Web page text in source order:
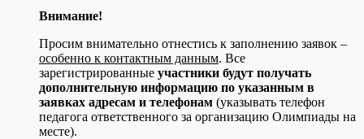
Внимание!
Просим внимательно отнестись к заполнению заявок –
особенно к контактным данным. Все
зарегистрированные участники будут получать
дополнительную информацию по указанным в
заявках адресам и телефонам (указывать телефон
педагога ответственного за организацию Олимпиады на
месте).